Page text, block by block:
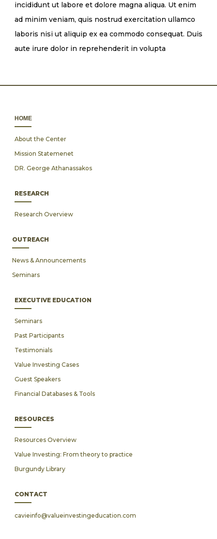
incididunt ut labore et dolore magna aliqua. Ut enim
ad minim veniam, quis nostrud exercitation ullamco
laboris nisi ut aliquip ex ea commodo consequat. Duis
aute irure dolor in reprehenderit in volupta
ΗΟΜΕ
About the Center
Mission Statemenet
DR. George Athanassakos
RESEARCH
Research Overview
OUTREACH
News & Announcements
Seminars
EXECUTIVE EDUCATION
Seminars
Past Participants
Testimonials
Value Investing Cases
Guest Speakers
Financial Databases & Tools
RESOURCES
Resources Overview
Value Investing: From theory to practice
Burgundy Library
CONTACT
cavieinfo@valueinvestingeducation.com